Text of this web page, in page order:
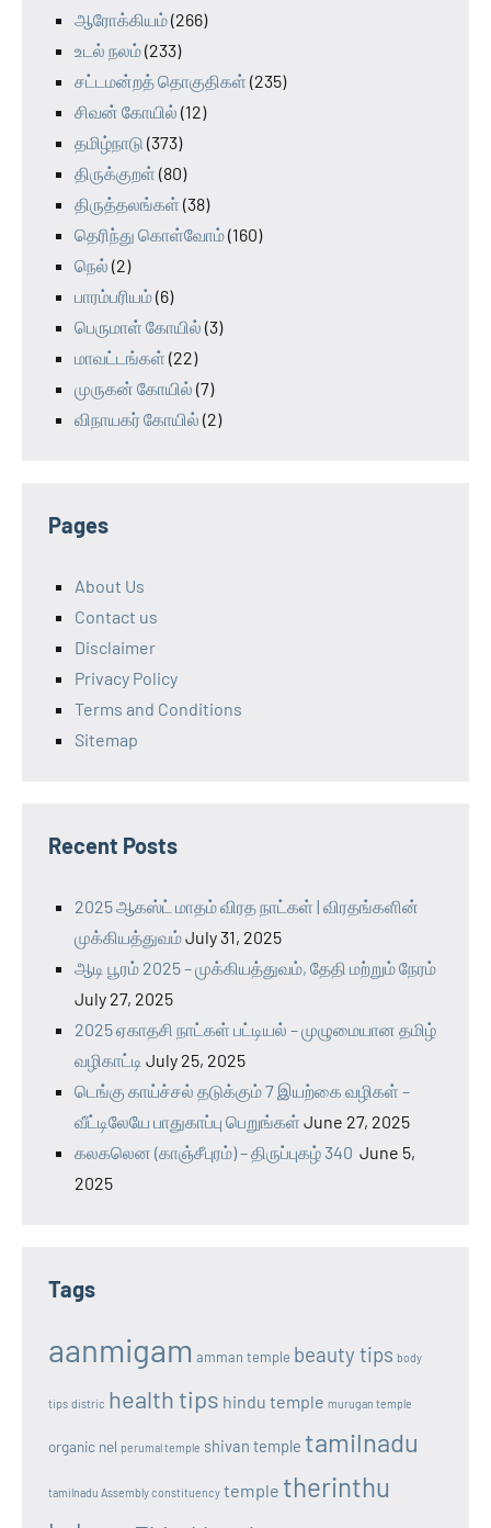
ஆரோக்கியம்(266)
உடல் நலம்(233)
சட்டமன்றத் தொகுதிகள் (235)
சிவன் கோயில் (12)
தமிழ்நாடு (373)
திருக்குறள் (80)
திருத்தலங்கள் (38)
தெரிந்து கொள்வோம்(160)
நெல் (2)
பாரம்பரியம்(6)
பெருமாள் கோயில் (3)
மாவட்டங்கள் (22)
முருகன் கோயில் (7)
விநாயகர் கோயில் (2)
Pages
About Us
Contact us
Disclaimer
Privacy Policy
Terms and Conditions
Sitemap
Recent Posts
2025 ஆகஸ்ட் மாதம் விரத நாட்கள் | விரதங்களின்
முக்கியத்துவம்July 31, 2025
ஆடி பூரம் 2025 – முக்கியத்துவம், தேதி மற்றும் நேரம்
July 27, 2025
2025 ஏகாதசி நாட்கள் பட்டியல் – முழுமையான தமிழ்
வழிகாட்டி July 25, 2025
டெங்கு காய்ச்சல் தடுக்கும் 7 இயற்கை வழிகள் –
வீட்டிலேயே பாதுகாப்பு பெறுங்கள் June 27, 2025
கலகலென (காஞ்சீபுரம்) – திருப்புகழ் 340 June 5,
2025
Tags
aanmigam amman temple beauty tips body
tips distric health tips hindu temple murugan temple
organic nel perumal temple shivan temple tamilnadu
tamilnadu Assembly constituency temple therinthu